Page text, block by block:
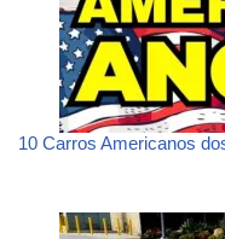
10 Carros Americanos